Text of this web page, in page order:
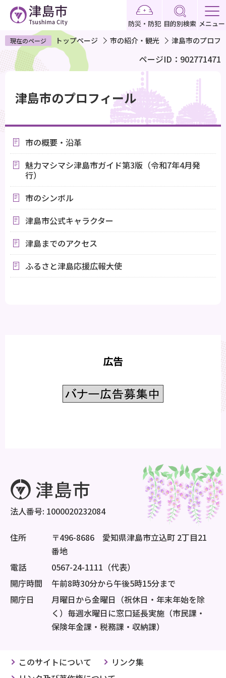
ペ
ー
ジ
で
す
防災・防犯 目的別検索 メニュー
現在のページ トップページ 市の紹介・観光 津島市のプロフ
ページID：902771471
津島市のプロフィール
市の概要・沿革
魅力マシマシ津島市ガイド第3版（令和7年4月発
行）
市のシンボル
津島市公式キャラクター
津島までのアクセス
ふるさと津島応援広報大使
広告
法人番号: 1000020232084
住所
〒496-8686 愛知県津島市立込町 2丁目21
番地
電話
0567-24-1111（代表）
開庁時間
午前8時30分から午後5時15分まで
開庁日
月曜日から金曜日（祝休日・年末年始を除
く）毎週水曜日に窓口延長実施（市民課・
保険年金課・税務課・収納課）
このサイトについて
リンク集